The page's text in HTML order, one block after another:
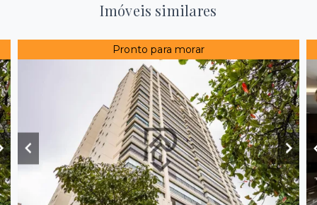
Imóveis similares
Pronto para morar